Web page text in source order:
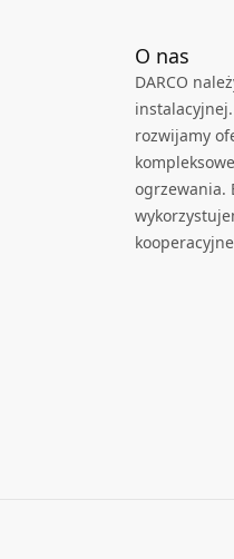
O nas
DARCO
rozwijamy
ogrzewania.